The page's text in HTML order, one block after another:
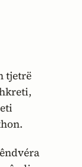
tjetrë